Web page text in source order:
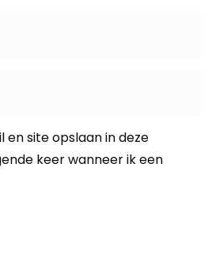
en site opslaan in deze
keer wanneer ik een